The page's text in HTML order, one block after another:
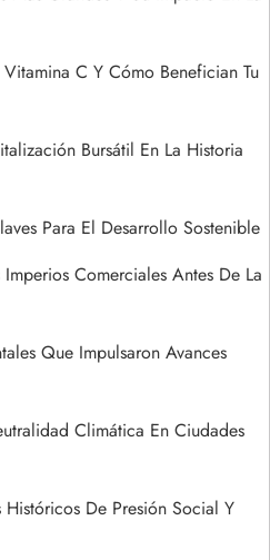
C Y Cómo Benefician Tu
Bursátil En La Historia
Para El Desarrollo Sostenible
Comerciales Antes De La
Que Impulsaron Avances
Climática En Ciudades
De Presión Social Y